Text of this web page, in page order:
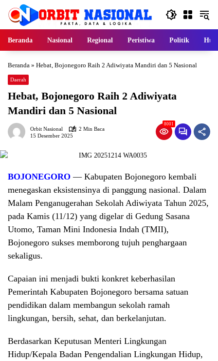
Langsung
konten
Beranda Nasional Regional Peristiwa Politik
Beranda » Hebat, Bojonegoro Raih 2 Adiwiyata Mandiri dan 5 Nasional
Daerah
Hebat, Bojonegoro Raih 2 Adiwiyata
Mandiri dan 5 Nasional
Orbit Nasional
2 Min Baca
15 Desember 2025
8001
BOJONEGORO — Kabupaten Bojonegoro kembali
menegaskan eksistensinya di panggung nasional. Dalam
Malam Penganugerahan Sekolah Adiwiyata Tahun 2025,
pada Kamis (11/12) yang digelar di Gedung Sasana
Utomo, Taman Mini Indonesia Indah (TMII),
Bojonegoro sukses memborong tujuh penghargaan
sekaligus.
Capaian ini menjadi bukti konkret keberhasilan
Pemerintah Kabupaten Bojonegoro bersama satuan
pendidikan dalam membangun sekolah ramah
lingkungan, bersih, sehat, dan berkelanjutan.
Berdasarkan Keputusan Menteri Lingkungan
Hidup/Kepala Badan Pengendalian Lingkungan Hidup,